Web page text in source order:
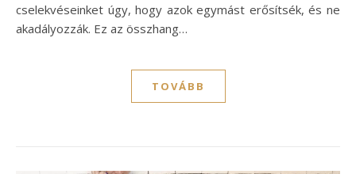
cselekvéseinket úgy, hogy azok egymást erősítsék, és ne
akadályozzák. Ez az összhang…
TOVÁBB